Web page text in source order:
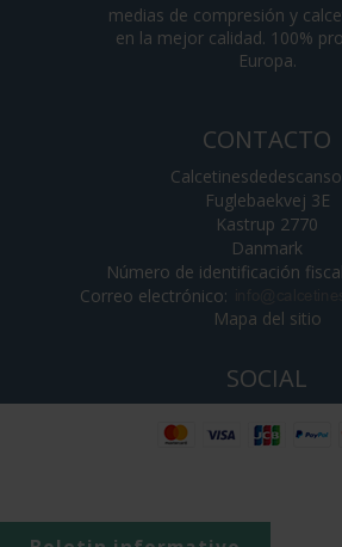
medias de compresión y
en la mejor calidad. 100%
Europa.
CONTACTO
Fuglebaekvej 3E
Kastrup 2770
Danmark
Número de identificación
Correo electrónico:
Mapa del sitio
SOCIAL